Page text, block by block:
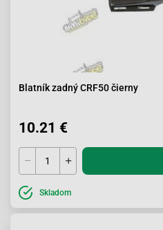
Blatník zadný CRF50 čierny
10.21 €
Skladom